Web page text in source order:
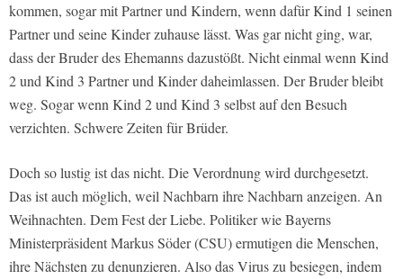
kommen, sogar mit Partner und Kindern, wenn dafür Kind 1 seinen
Partner und seine Kinder zuhause lässt. Was gar nicht ging, war,
dass der Bruder des Ehemanns dazustößt. Nicht einmal wenn Kind
2 und Kind 3 Partner und Kinder daheimlassen. Der Bruder bleibt
weg. Sogar wenn Kind 2 und Kind 3 selbst auf den Besuch
verzichten. Schwere Zeiten für Brüder.
Doch so lustig ist das nicht. Die Verordnung wird durchgesetzt.
Das ist auch möglich, weil Nachbarn ihre Nachbarn anzeigen. An
Weihnachten. Dem Fest der Liebe. Politiker wie Bayerns
Ministerpräsident Markus Söder (CSU) ermutigen die Menschen,
ihre Nächsten zu denunzieren. Also das Virus zu besiegen, indem